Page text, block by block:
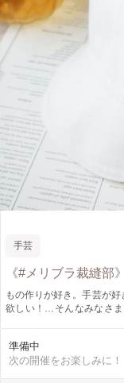
手芸
《#メリブラ裁縫部
もの作りが好き。手芸が
欲しい！…そんなみなさま
つのオリジナル！ その期
っこしましょう♡ 今回テーマは、夏帽子。 お子さま用はもちろん、大人用も
準備中
次の開催をお楽しみに！